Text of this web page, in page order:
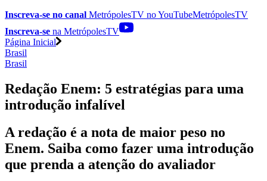
Inscreva-se no canal MetrópolesTV noYouTubeMetrópolesTV
Inscreva-se na MetrópolesTV
Página Inicial
Brasil
Brasil
Redação Enem: 5 estratégias para uma
introdução infalível
A redação é a nota de maior peso no
Enem. Saiba como fazer uma introdução
que prenda a atenção do avaliador